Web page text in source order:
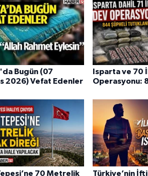
Bugün (07
2026) Vefat Edenler
Isparta ve 70
Operasyonu:
70 Metrelik
Türkiye’nin